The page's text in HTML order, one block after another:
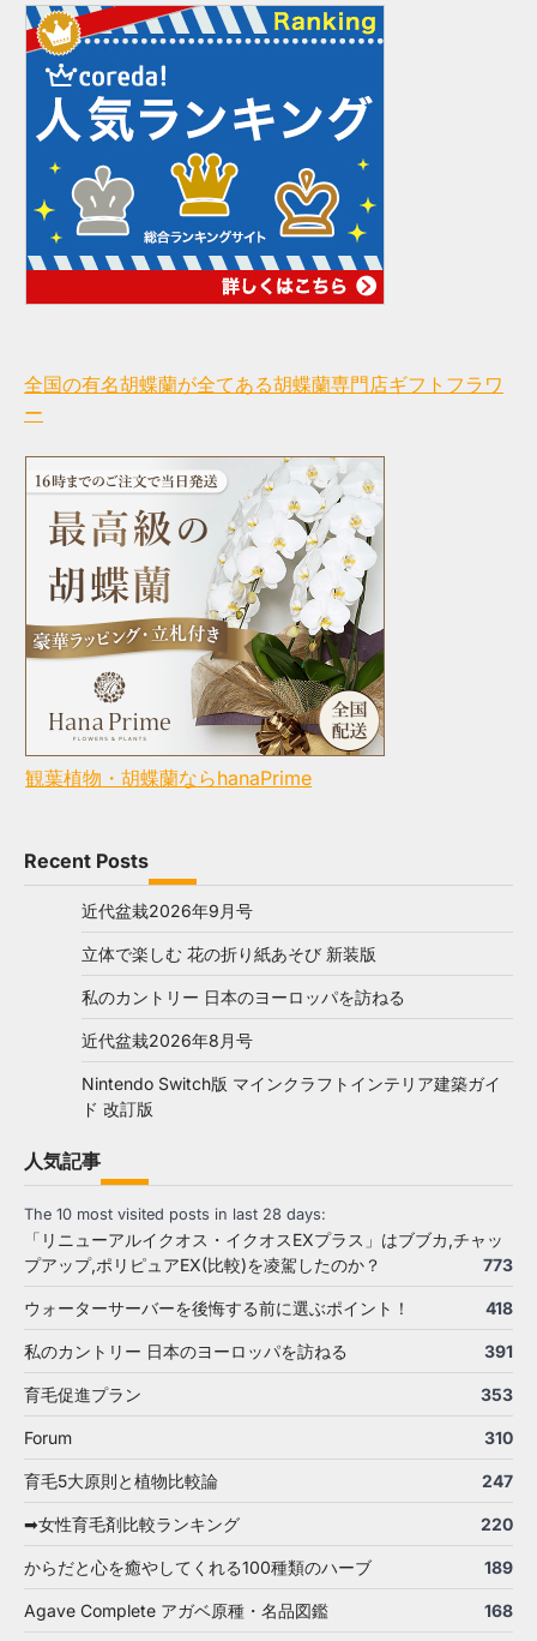
全国の有名胡蝶蘭が全てある胡蝶蘭専門店ギフトフラワ
ー
観葉植物・胡蝶蘭ならhanaPrime
Recent Posts
近代盆栽2026年9月号
立体で楽しむ 花の折り紙あそび 新装版
私のカントリー 日本のヨーロッパを訪ねる
近代盆栽2026年8月号
Nintendo Switch版 マインクラフトインテリア建築ガイ
ド 改訂版
人気記事
The 10 most visited posts in last 28 days:
「リニューアルイクオス・イクオスEXプラス」はブブカ,チャッ
プアップ,ポリピュアEX(比較)を凌駕したのか？
773
ウォーターサーバーを後悔する前に選ぶポイント！ 418
私のカントリー 日本のヨーロッパを訪ねる 391
育毛促進プラン 353
Forum 310
育毛5大原則と植物比較論 247
➡女性育毛剤比較ランキング 220
からだと心を癒やしてくれる100種類のハーブ 189
Agave Complete アガベ原種・名品図鑑 168